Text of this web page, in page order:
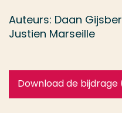
Auteurs: Daan
Justien Marseille
Download de bijdrage